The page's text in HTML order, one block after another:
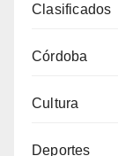
Clasificados
Córdoba
Cultura
Deportes